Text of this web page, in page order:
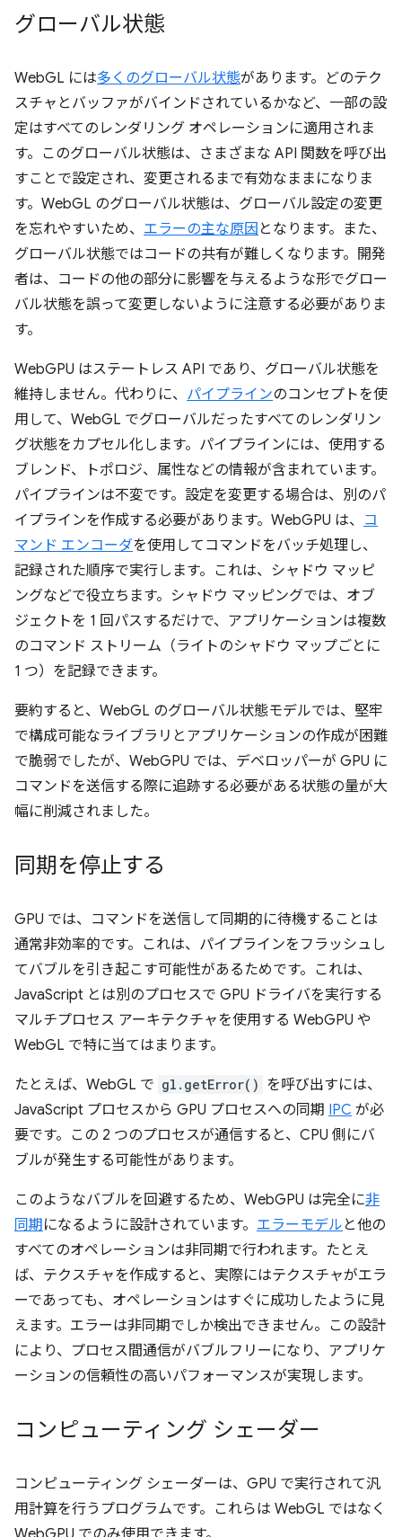
グローバル状態
WebGL には多くのグローバル状態があります。どのテク
スチャとバッファがバインドされているかなど、一部の設
定はすべてのレンダリング オペレーションに適用されま
す。このグローバル状態は、さまざまな API 関数を呼び出
すことで設定され、変更されるまで有効なままになりま
す。WebGL のグローバル状態は、グローバル設定の変更
を忘れやすいため、 エラーの主な原因 となります。また、
グローバル状態ではコードの共有が難しくなります。開発
者は、コードの他の部分に影響を与えるような形でグロー
バル状態を誤って変更しないように注意する必要がありま
す。
WebGPU はステートレス API であり、グローバル状態を
維持しません。代わりに、 パイプラインのコンセプトを使
用して、WebGL でグローバルだったすべてのレンダリン
グ状態をカプセル化します。パイプラインには、使用する
ブレンド、トポロジ、属性などの情報が含まれています。
パイプラインは不変です。設定を変更する場合は、別のパ
イプラインを作成する必要があります。WebGPU は、 コ
マンド エンコーダを使用してコマンドをバッチ処理し、
記録された順序で実行します。これは、シャドウ マッピ
ングなどで役立ちます。シャドウ マッピングでは、オブ
ジェクトを 1 回パスするだけで、アプリケーションは複数
のコマンド ストリーム（ライトのシャドウ マップごとに
1 つ）を記録できます。
要約すると、WebGL のグローバル状態モデルでは、堅牢
で構成可能なライブラリとアプリケーションの作成が困難
で脆弱でしたが、WebGPU では、デベロッパーが GPU に
コマンドを送信する際に追跡する必要がある状態の量が大
幅に削減されました。
同期を停止する
GPU では、コマンドを送信して同期的に待機することは
通常非効率的です。これは、パイプラインをフラッシュし
てバブルを引き起こす可能性があるためです。
これは、
JavaScript とは別のプロセスで GPU ドライバを実行する
マルチプロセス アーキテクチャを使用する WebGPU や
WebGL で特に当てはまります。
たとえば、WebGL で gl.getError() を呼び出すには、
JavaScript プロセスから GPU プロセスへの同期 IPC が必
要です。この 2 つのプロセスが通信すると、CPU 側にバ
ブルが発生する可能性があります。
このようなバブルを回避するため、WebGPU は完全に非
同期になるように設計されています。 エラーモデル と他の
すべてのオペレーションは非同期で行われます。たとえ
ば、テクスチャを作成すると、実際にはテクスチャがエラ
ーであっても、オペレーションはすぐに成功したように見
えます。エラーは非同期でしか検出できません。この設計
により、プロセス間通信がバブルフリーになり、アプリケ
ーションの信頼性の高いパフォーマンスが実現します。
コンピューティング シェーダー
コンピューティング シェーダーは、GPU で実行されて汎
用計算を行うプログラムです。これらは WebGL ではなく